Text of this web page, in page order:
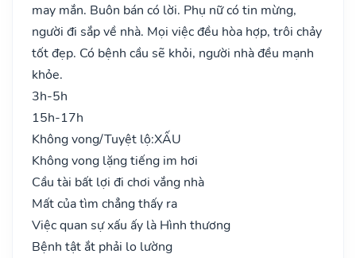
may mắn. Buôn bán có lời. Phụ nữ có tin mừng,
người đi sắp về nhà. Mọi việc đều hòa hợp, trôi chảy
tốt đẹp. Có bệnh cầu sẽ khỏi, người nhà đều mạnh
khỏe.
3h-5h
15h-17h
Không vong/Tuyệt lộ:XẤU
Không vong lặng tiếng im hơi
Cầu tài bất lợi đi chơi vắng nhà
Mất của tìm chẳng thấy ra
Việc quan sự xấu ấy là Hình thương
Bệnh tật ắt phải lo lường